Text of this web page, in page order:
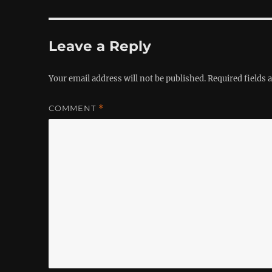
Leave a Reply
Your email address will not be published.Required fields
COMMENT *